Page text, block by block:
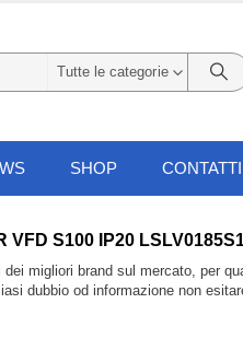
Tutte le categorie
SHOP CONTATTI
S100 IP20
migliori brand sul mercato, per
dubbio od informazione non